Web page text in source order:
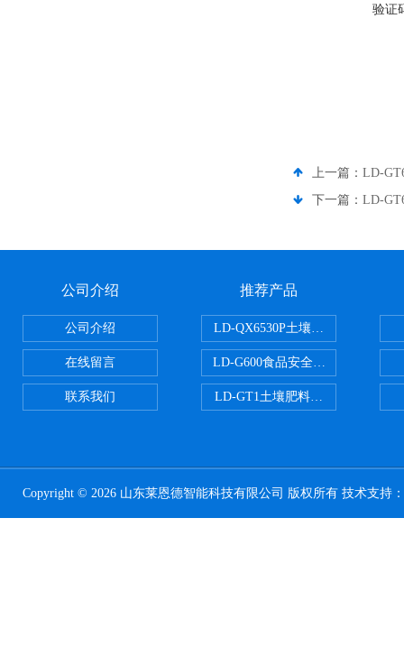
验证
上一篇： LD-
下一篇： LD-
公司介绍
公司介绍
在线留言
联系我们
推荐产品
LD-QX6530P土壤氧化还原电位检
LD-G600食品安全检测仪
LD-GT1土壤肥料养分检测仪
Copyright © 2026 山东莱恩德智能科技有限公司 版权所有 技术支持：